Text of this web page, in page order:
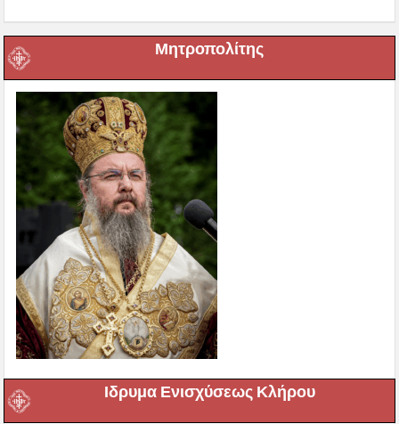
Μητροπολίτης
Ιδρυμα Ενισχύσεως Κλήρου